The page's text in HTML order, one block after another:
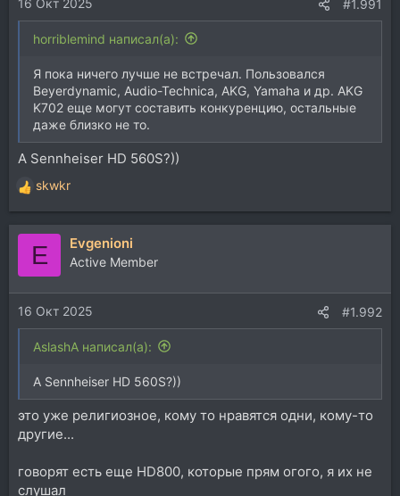
: #1.991
horriblemind написал(а):
Я пока ничего лучше не встречал. Пользовался
Beyerdynamic, Audio-Technica, AKG, Yamaha и др. AKG
K702 еще могут составить конкуренцию, остальные
даже близко не то.
А Sennheiser HD 560S?))
Р
е
а
и
и
:
skwkr
E Evgenioni
Active Member
16 Окт 2025 #1.992
AslashA написал(а):
А Sennheiser HD 560S?))
это уже религиозное, кому то нравятся одни, кому-то
другие...
говорят есть еще HD800, которые прям огого, я их не
слушал